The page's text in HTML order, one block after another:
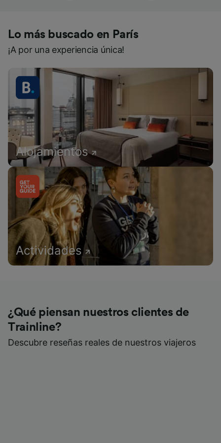
Lo más buscado en París
¡A por una experiencia única!
Alojamientos
Actividades
¿Qué piensan nuestros clientes de
Trainline?
Descubre reseñas reales de nuestros viajeros